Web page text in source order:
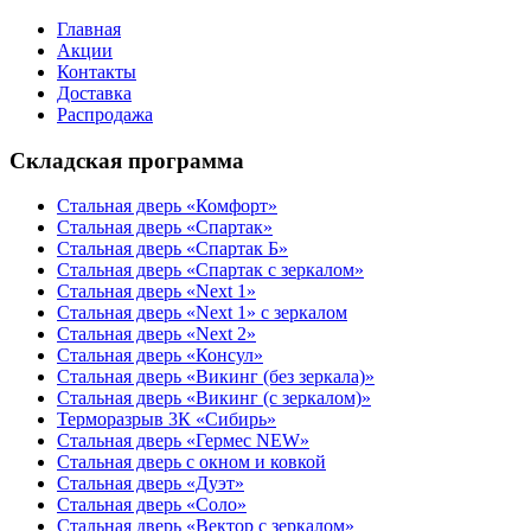
Главная
Акции
Контакты
Доставка
Распродажа
Складская программа
Стальная дверь «Комфорт»
Стальная дверь «Спартак»
Стальная дверь «Спартак Б»
Стальная дверь «Спартак с зеркалом»
Стальная дверь «Next 1»
Стальная дверь «Next 1» с зеркалом
Стальная дверь «Next 2»
Стальная дверь «Консул»
Стальная дверь «Викинг (без зеркала)»
Стальная дверь «Викинг (с зеркалом)»
Терморазрыв 3К «Сибирь»
Стальная дверь «Гермес NEW»
Стальная дверь с окном и ковкой
Стальная дверь «Дуэт»
Стальная дверь «Соло»
Стальная дверь «Вектор с зеркалом»